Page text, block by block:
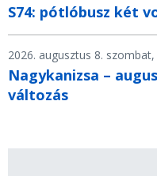
S74: pótlóbusz két
2026. augusztus 8. szombat,
Nagykanizsa –
változás